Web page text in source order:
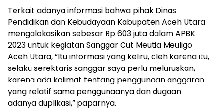
Terkait adanya informasi bahwa pihak Dinas
Pendidikan dan Kebudayaan Kabupaten Aceh Utara
mengalokasikan sebesar Rp 603 juta dalam APBK
2023 untuk kegiatan Sanggar Cut Meutia Meuligo
Aceh Utara, “Itu informasi yang keliru, oleh karena itu,
selaku serektaris sanggar saya perlu meluruskan,
karena ada kalimat tentang penggunaan anggaran
yang relatif sama penggunaanya dan dugaan
adanya duplikasi,” paparnya.